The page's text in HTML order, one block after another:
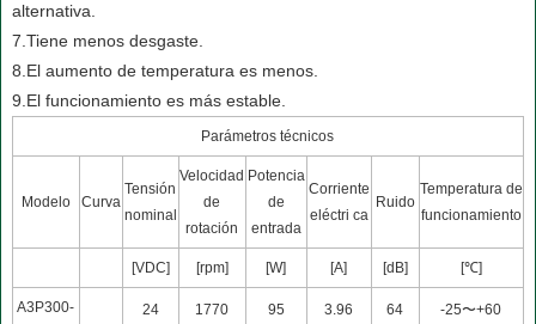
alternativa.
7.Tiene menos desgaste.
8.El aumento de temperatura es menos.
9.El funcionamiento es más estable.
Parámetros técnicos
Modelo Curva
Tensión
nominal
Velocidad
de
rotación
Potencia
de
entrada
Corriente
eléctri ca
Ruido
Temperatura de
funcionamiento
[VDC] [rpm] [W] [A] [dB] [℃]
A3P300-
24 1770 95 3.96 64 -25〜+60